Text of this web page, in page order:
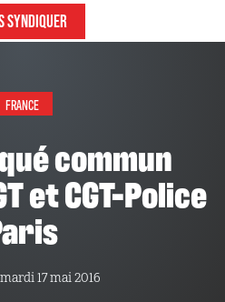
SYNDIQUER
FRANCE
et CGT-Police
mardi 17 mai 2016